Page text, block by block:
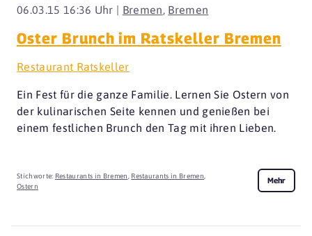
06.03.15 16:36 Uhr | Bremen, Bremen
Oster Brunch im Ratskeller Bremen
Restaurant Ratskeller
Ein Fest für die ganze Familie. Lernen Sie Ostern von
der kulinarischen Seite kennen und genießen bei
einem festlichen Brunch den Tag mit ihren Lieben.
Stichworte: Restaurants in Bremen Restaurants in Bremen
Ostern
Mehr